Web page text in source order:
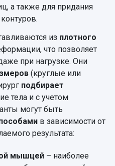
а также для придания
из плотного
что позволяет
при нагрузке. Они
(круглые или
подбирает
тела и с учетом
могут быть
в зависимости от
результата:
мышцей – наиболее